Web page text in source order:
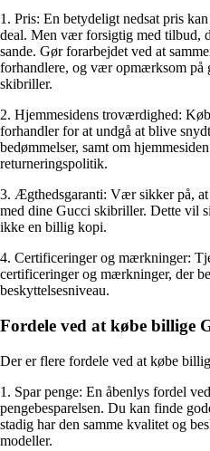
1. Pris: En betydeligt nedsat pris
deal. Men vær forsigtig med tilbud,
sande. Gør forarbejdet ved at
forhandlere, og vær opmærksom på
skibriller.
2. Hjemmesidens troværdighed:
forhandler for at undgå at blive
bedømmelser, samt om
returneringspolitik.
3. Ægthedsgaranti: Vær sikker på, at
med dine Gucci skibriller. Dette vil
ikke en billig kopi.
4. Certificeringer og mærkninger:
certificeringer og mærkninger, der
beskyttelsesniveau.
Fordele ved at købe billige
Der er flere fordele ved at købe
1. Spar penge: En åbenlys fordel
pengebesparelsen. Du kan finde
stadig har den samme kvalitet og
modeller.